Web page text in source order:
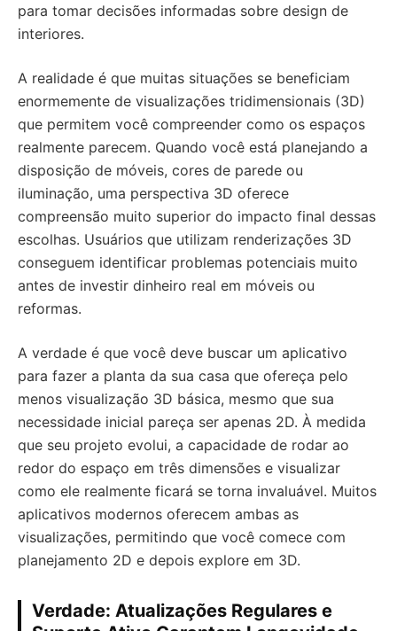
para tomar decisões informadas sobre design de
interiores.
A realidade é que muitas situações se beneficiam
enormemente de visualizações tridimensionais (3D)
que permitem você compreender como os espaços
realmente parecem. Quando você está planejando a
disposição de móveis, cores de parede ou
iluminação, uma perspectiva 3D oferece
compreensão muito superior do impacto final dessas
escolhas. Usuários que utilizam renderizações 3D
conseguem identificar problemas potenciais muito
antes de investir dinheiro real em móveis ou
reformas.
A verdade é que você deve buscar um aplicativo
para fazer a planta da sua casa que ofereça pelo
menos visualização 3D básica, mesmo que sua
necessidade inicial pareça ser apenas 2D. À medida
que seu projeto evolui, a capacidade de rodar ao
redor do espaço em três dimensões e visualizar
como ele realmente ficará se torna invaluável. Muitos
aplicativos modernos oferecem ambas as
visualizações, permitindo que você comece com
planejamento 2D e depois explore em 3D.
Verdade: Atualizações Regulares e